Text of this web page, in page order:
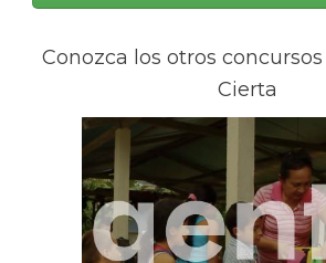
Conozca los otros
Cierta